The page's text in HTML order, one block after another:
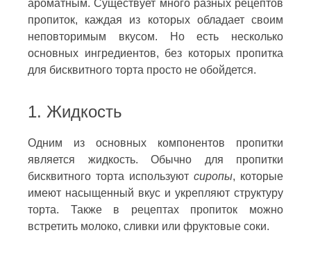
ароматным. Существует много разных рецептов
пропиток, каждая из которых обладает своим
неповторимым вкусом. Но есть несколько
основных ингредиентов, без которых пропитка
для бисквитного торта просто не обойдется.
1. Жидкость
Одним из основных компонентов пропитки
является жидкость. Обычно для пропитки
бисквитного торта используют сиропы, которые
имеют насыщенный вкус и укрепляют структуру
торта. Также в рецептах пропиток можно
встретить молоко, сливки или фруктовые соки.